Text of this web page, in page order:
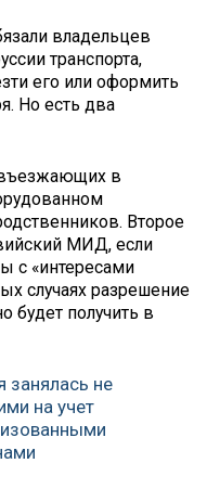
владельцев
транспорта,
его или оформить
Но есть два
въезжающих в
Второе
МИД, если
с «интересами
случаях разрешение
будет получить в
занялась не
на учет